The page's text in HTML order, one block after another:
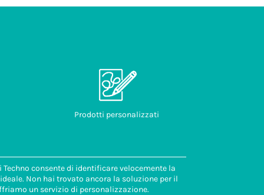
Prodotti personalizzati
consente di identificare velocemente la
Non hai trovato ancora la soluzione per il
un servizio di personalizzazione.